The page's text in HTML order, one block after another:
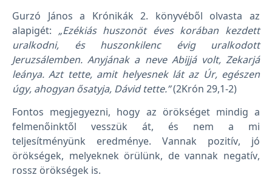
Gurzó János a Krónikák 2. könyvéből olvasta az
alapigét: „Ezékiás huszonöt éves korában kezdett
uralkodni, és huszonkilenc évig uralkodott
Jeruzsálemben. Anyjának a neve Abijjá volt, Zekarjá
leánya. Azt tette, amit helyesnek lát az Úr, egészen
úgy, ahogyan ősatyja, Dávid tette.”(2Krón 29,1-2)
Fontos megjegyezni, hogy az örökséget mindig a
felmenőinktől vesszük át, és nem a mi
teljesítményünk eredménye. Vannak pozitív, jó
örökségek, melyeknek örülünk, de vannak negatív,
rossz örökségek is.